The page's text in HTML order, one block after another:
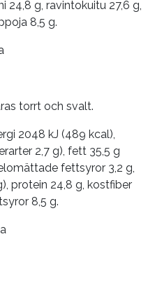
24,8 g, ravintokuitu 27,6 g,
8,5 g.
torrt och svalt.
2048 kJ (489 kcal),
2,7 g), fett 35,5 g
fettsyror 3,2 g,
protein 24,8 g, kostfiber
8,5 g.